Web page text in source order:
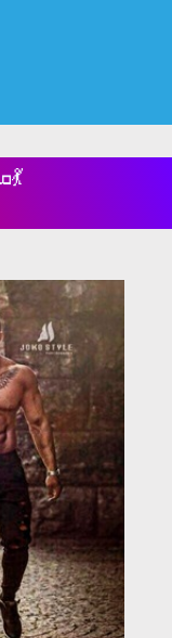
🕺ܩࡅ࡙ࡅ߳ࡅ࡙ࡅ߭ܭَ ࡅ߳ܭ ߊ‌ࡅ߭ܥ‌‌ߊ‌ܩܢ💃